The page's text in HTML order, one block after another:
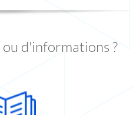
ou d'informations ?